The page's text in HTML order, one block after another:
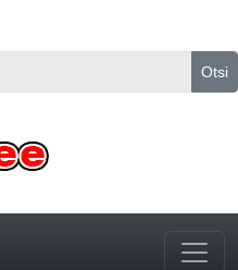
Otsi